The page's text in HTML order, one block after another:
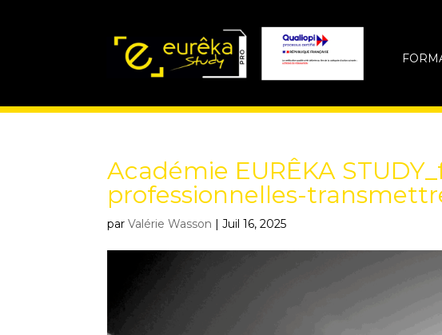
Académie EURÊKA
professionnelles-
parValérie Wasson |Juil 16, 2025